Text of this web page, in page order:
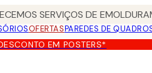
SERVIÇOS DE
OFERTASPAREDES DE
EM POSTERS*